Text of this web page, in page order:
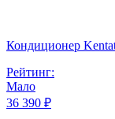
Кондиционер
Рейтинг:
Мало
36 390 ₽